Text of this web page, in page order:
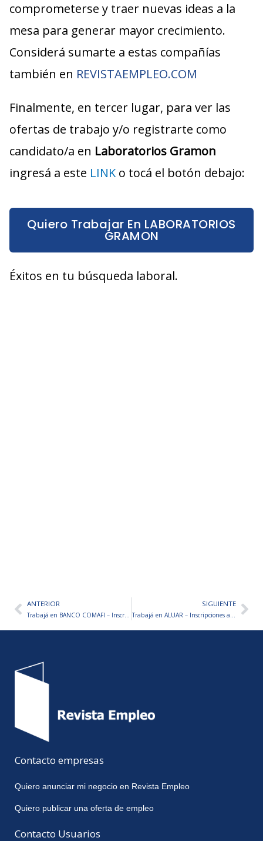
comprometerse y traer nuevas ideas a la
mesa para generar mayor crecimiento.
Considerá sumarte a estas compañías
también en REVISTAEMPLEO.COM
Finalmente, en tercer lugar, para ver las
ofertas de trabajo y/o registrarte como
candidato/a en Laboratorios Gramon
ingresá a este LINK o tocá el botón debajo:
Quiero Trabajar En LABORATORIOS
GRAMON
Éxitos en tu búsqueda laboral.
AntANTERIOR
Trabajá en BANCO COMAFI – Inscripciones abiertas
SIGUIENTE
Trabajá en ALUAR – Inscripciones abiertas
Contacto empresas
Quiero anunciar mi negocio en Revista Empleo
Quiero publicar una oferta de empleo
Contacto Usuarios